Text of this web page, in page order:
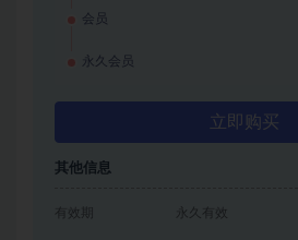
会员
永久会员
立即购买
其他信息
有效期 永久有效